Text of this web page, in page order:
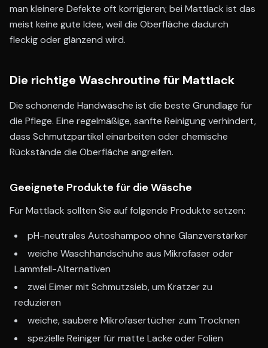
man kleinere Defekte oft korrigieren; bei Mattlack ist das
meist keine gute Idee, weil die Oberfläche dadurch
fleckig oder glänzend wird.
Die richtige Waschroutine für Mattlack
Die schonende Handwäsche ist die beste Grundlage für
die Pflege. Eine regelmäßige, sanfte Reinigung verhindert,
dass Schmutzpartikel einarbeiten oder chemische
Rückstände die Oberfläche angreifen.
Geeignete Produkte für die Wäsche
Für Mattlack sollten Sie auf folgende Produkte setzen:
pH-neutrales Autoshampoo ohne Glanzverstärker
weiche Waschhandschuhe aus Mikrofaser oder
Lammfell-Alternativen
zwei Eimer mit Schmutzsieb, um Kratzer zu
reduzieren
weiche, saubere Mikrofasertücher zum Trocknen
spezielle Reiniger für matte Lacke oder Folien